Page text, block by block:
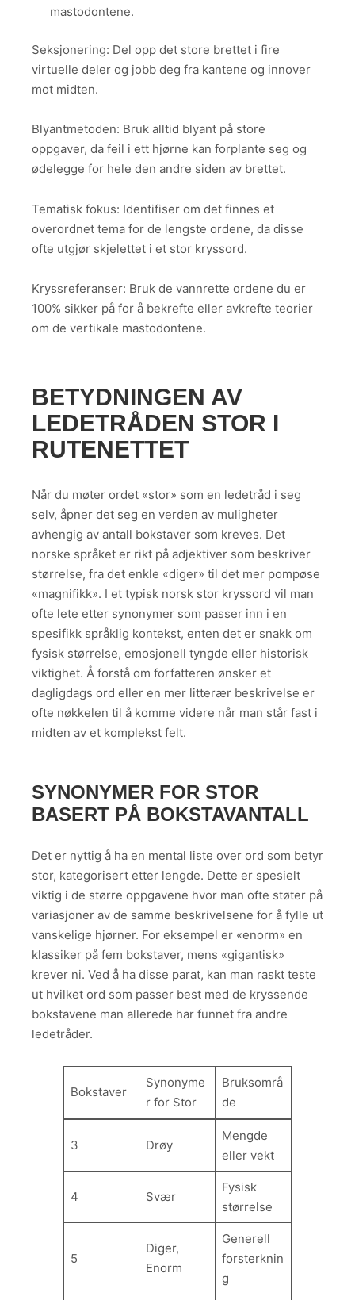
mastodontene.
Seksjonering: Del opp det store brettet i fire
virtuelle deler og jobb deg fra kantene og innover
mot midten.
Blyantmetoden: Bruk alltid blyant på store
oppgaver, da feil i ett hjørne kan forplante seg og
ødelegge for hele den andre siden av brettet.
Tematisk fokus: Identifiser om det finnes et
overordnet tema for de lengste ordene, da disse
ofte utgjør skjelettet i et stor kryssord.
Kryssreferanser: Bruk de vannrette ordene du er
100% sikker på for å bekrefte eller avkrefte teorier
om de vertikale mastodontene.
BETYDNINGEN AV
LEDETRÅDEN STOR I
RUTENETTET
Når du møter ordet «stor» som en ledetråd i seg
selv, åpner det seg en verden av muligheter
avhengig av antall bokstaver som kreves. Det
norske språket er rikt på adjektiver som beskriver
størrelse, fra det enkle «diger» til det mer pompøse
«magnifikk». I et typisk norsk stor kryssord vil man
ofte lete etter synonymer som passer inn i en
spesifikk språklig kontekst, enten det er snakk om
fysisk størrelse, emosjonell tyngde eller historisk
viktighet. Å forstå om forfatteren ønsker et
dagligdags ord eller en mer litterær beskrivelse er
ofte nøkkelen til å komme videre når man står fast i
midten av et komplekst felt.
SYNONYMER FOR STOR
BASERT PÅ BOKSTAVANTALL
Det er nyttig å ha en mental liste over ord som betyr
stor, kategorisert etter lengde. Dette er spesielt
viktig i de større oppgavene hvor man ofte støter på
variasjoner av de samme beskrivelsene for å fylle ut
vanskelige hjørner. For eksempel er «enorm» en
klassiker på fem bokstaver, mens «gigantisk»
krever ni. Ved å ha disse parat, kan man raskt teste
ut hvilket ord som passer best med de kryssende
bokstavene man allerede har funnet fra andre
ledetråder.
Bokstaver
Synonyme
r for Stor
Bruksområ
de
3 Drøy
Mengde
eller vekt
4 Svær
Fysisk
størrelse
5
Diger,
Enorm
Generell
forsterknin
g